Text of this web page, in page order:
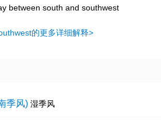
between south and southwest
的更多详细解释>
季风) 湿季风